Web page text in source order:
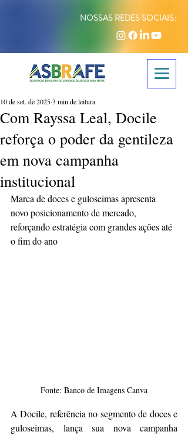
NOSSAS REDES SOCIAIS:
Com Rayssa Leal, Docile
reforça o poder da gentileza
em nova campanha
institucional
10 de set. de 20253 min de leitura
Marca de doces e guloseimas apresenta
novo posicionamento de mercado,
reforçando estratégia com grandes ações até
o fim do ano
Fonte: Banco de Imagens Canva
A Docile, referência no segmento de doces e
guloseimas, lança sua nova campanha